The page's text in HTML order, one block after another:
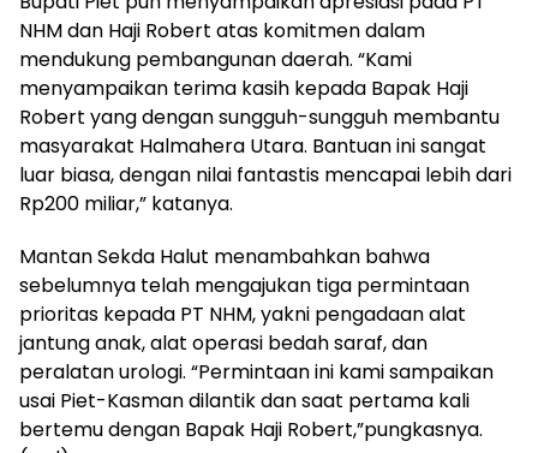
NHM dan Haji Robert atas komitmen dalam
mendukung pembangunan daerah. “Kami
menyampaikan terima kasih kepada Bapak Haji
Robert yang dengan sungguh-sungguh membantu
masyarakat Halmahera Utara. Bantuan ini sangat
luar biasa, dengan nilai fantastis mencapai lebih dari
Rp200 miliar,” katanya.
Mantan Sekda Halut menambahkan bahwa
sebelumnya telah mengajukan tiga permintaan
prioritas kepada PT NHM, yakni pengadaan alat
jantung anak, alat operasi bedah saraf, dan
peralatan urologi. “Permintaan ini kami sampaikan
usai Piet-Kasman dilantik dan saat pertama kali
bertemu dengan Bapak Haji Robert,”pungkasnya.